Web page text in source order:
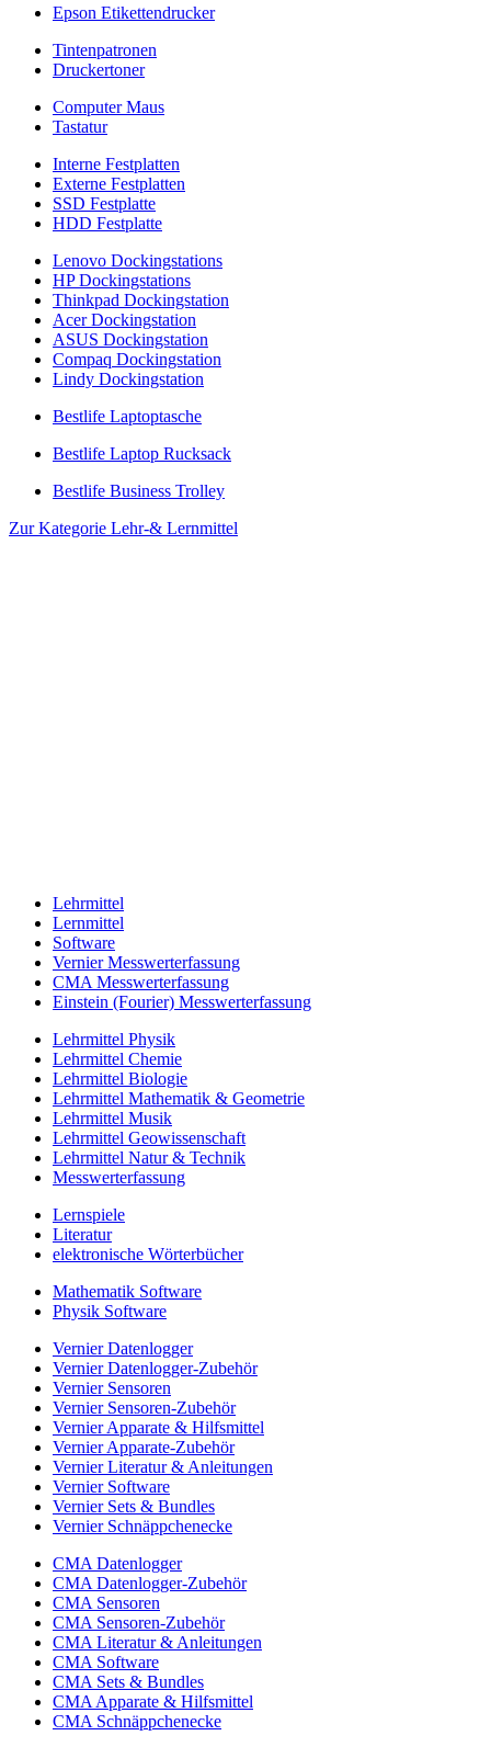
Epson Etikettendrucker
Tintenpatronen
Druckertoner
Computer Maus
Tastatur
Interne Festplatten
Externe Festplatten
SSD Festplatte
HDD Festplatte
Lenovo Dockingstations
HP Dockingstations
Thinkpad Dockingstation
Acer Dockingstation
ASUS Dockingstation
Compaq Dockingstation
Lindy Dockingstation
Bestlife Laptoptasche
Bestlife Laptop Rucksack
Bestlife Business Trolley
Zur Kategorie Lehr-& Lernmittel
Lehrmittel
Lernmittel
Software
Vernier Messwerterfassung
CMA Messwerterfassung
Einstein (Fourier) Messwerterfassung
Lehrmittel Physik
Lehrmittel Chemie
Lehrmittel Biologie
Lehrmittel Mathematik & Geometrie
Lehrmittel Musik
Lehrmittel Geowissenschaft
Lehrmittel Natur & Technik
Messwerterfassung
Lernspiele
Literatur
elektronische Wörterbücher
Mathematik Software
Physik Software
Vernier Datenlogger
Vernier Datenlogger-Zubehör
Vernier Sensoren
Vernier Sensoren-Zubehör
Vernier Apparate & Hilfsmittel
Vernier Apparate-Zubehör
Vernier Literatur & Anleitungen
Vernier Software
Vernier Sets & Bundles
Vernier Schnäppchenecke
CMA Datenlogger
CMA Datenlogger-Zubehör
CMA Sensoren
CMA Sensoren-Zubehör
CMA Literatur & Anleitungen
CMA Software
CMA Sets & Bundles
CMA Apparate & Hilfsmittel
CMA Schnäppchenecke